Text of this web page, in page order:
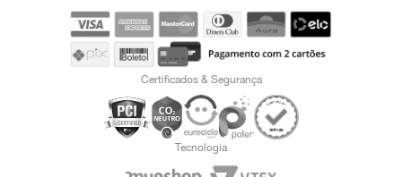
Certificados & Segurança
Tecnologia